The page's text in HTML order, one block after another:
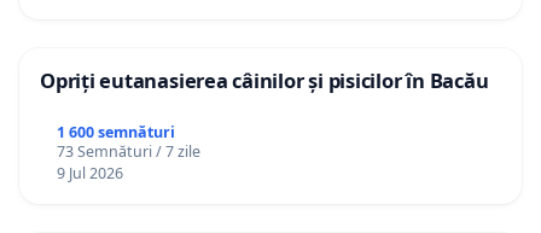
Opriți eutanasierea câinilor și pisicilor în Bacău
1 600 semnături
73 Semnături / 7 zile
9 Jul 2026